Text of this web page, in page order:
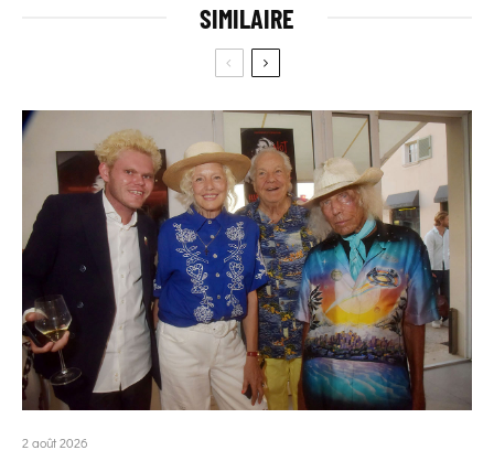
SIMILAIRE
2 août 2026